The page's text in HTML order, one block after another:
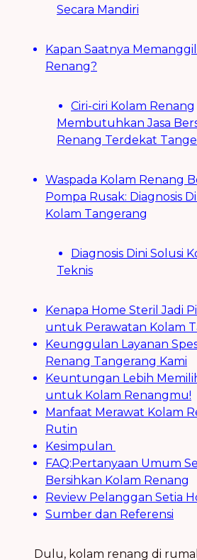
Secara Mandiri
Kapan Saatnya
Renang?
Ciri-ciri Kolam Renang
Membutuhkan Jasa
Renang Terdekat
Waspada Kolam Renang
Pompa Rusak: Diagnosis
Kolam Tangerang
Diagnosis Dini Solusi
Teknis
Kenapa Home Steril Jadi
untuk Perawatan Kolam
Keunggulan Layanan
Renang Tangerang Kami
Keuntungan Lebih
untuk Kolam Renangmu!
Manfaat Merawat Kolam
Rutin
Kesimpulan
FAQ:Pertanyaan Umum
Bersihkan Kolam Renang
Review Pelanggan Setia
Sumber dan Referensi
Dulu, kolam renang di